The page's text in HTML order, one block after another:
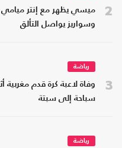
2
ميسي يظهر مع إنتر ميامي
وسواريز يواصل التألق
3
رياضة
وفاة لاعبة كرة قدم مغربية
سباحة إلى سبتة
رياضة